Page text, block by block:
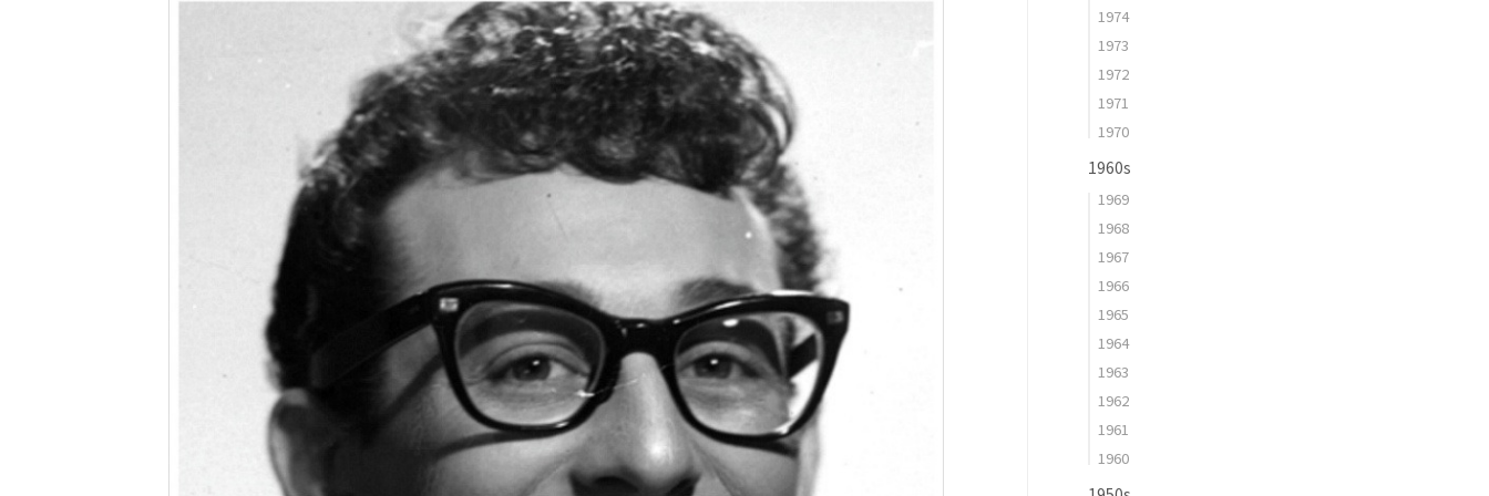
1974
1973
1972
1971
1970
1960s
1969
1968
1967
1966
1965
1964
1963
1962
1961
1960